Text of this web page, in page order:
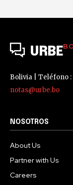
URBE
Bolivia | Teléfono :
notas@urbe.bo
NOSOTROS
About Us
Partner with Us
Careers